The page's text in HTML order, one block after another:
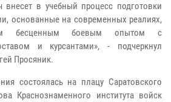
в учебный процесс подготовки
основанные на современных реалиях,
бесценным боевым опытом с
и курсантами», - подчеркнул
Просяник.
состоялась на плацу Саратовского
Краснознаменного института войск